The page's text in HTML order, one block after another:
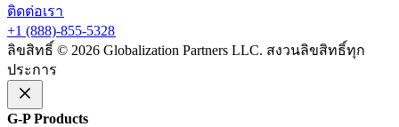
ติดต่อเรา​​
+1 (888)-855-5328​​
ลิขสิทธิ์ © 2026 Globalization Partners LLC. สงวนลิขสิทธิ์ทุก
ประการ​​
G-P Products​​